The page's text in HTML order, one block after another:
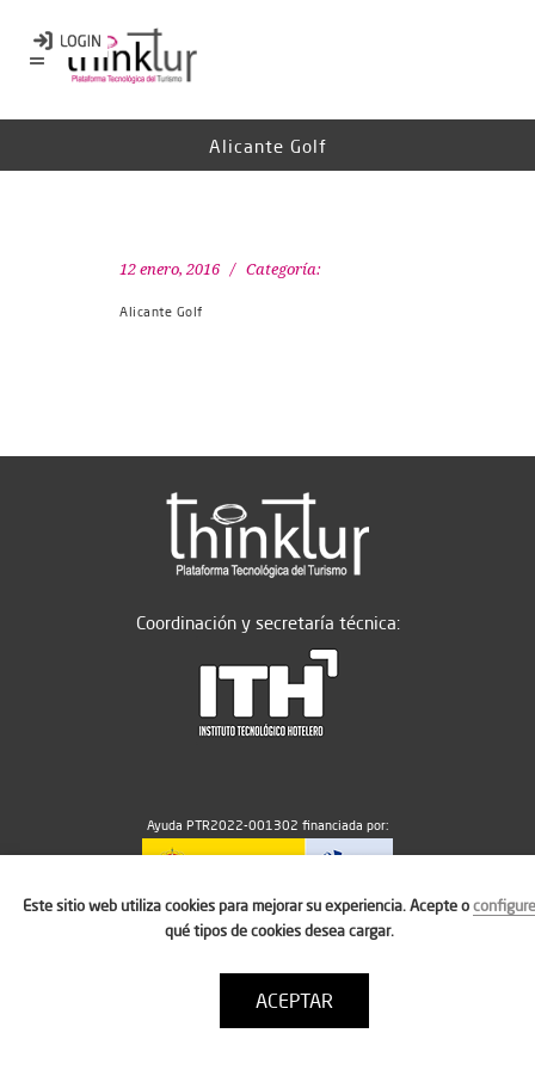
Alicante Golf
12 enero, 2016 Categoría:
Alicante Golf
Coordinación y secretaría técnica:
Ayuda PTR2022-001302 financiada por:
MICIU/AEI/10.13039/501100011033
Política de cookies
Condiciones de uso
Este sitio web utiliza cookies para mejorar su experiencia. Acepte oconfigure
qué tipos de cookies desea cargar.
ACEPTAR